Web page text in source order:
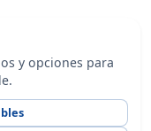
y opciones para